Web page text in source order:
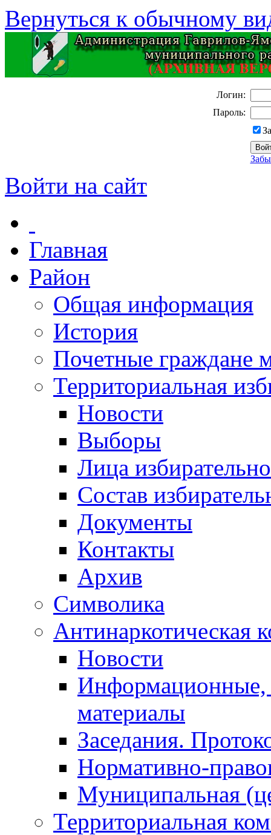
Вернуться к обычному
Логин:
Пароль:
Войти на сайт
Главная
Район
Общая информация
История
Почетные граждане
Территориальная
Новости
Выборы
Лица
Состав
Документы
Контакты
Архив
Символика
Антинаркотическая
Новости
Информационные,
материалы
Заседания.
Нормативно-
Муниципальная
Территориальная